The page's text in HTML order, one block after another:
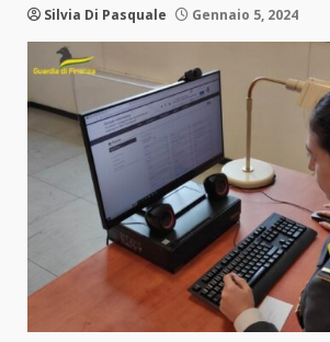
Silvia Di Pasquale Gennaio 5, 2024